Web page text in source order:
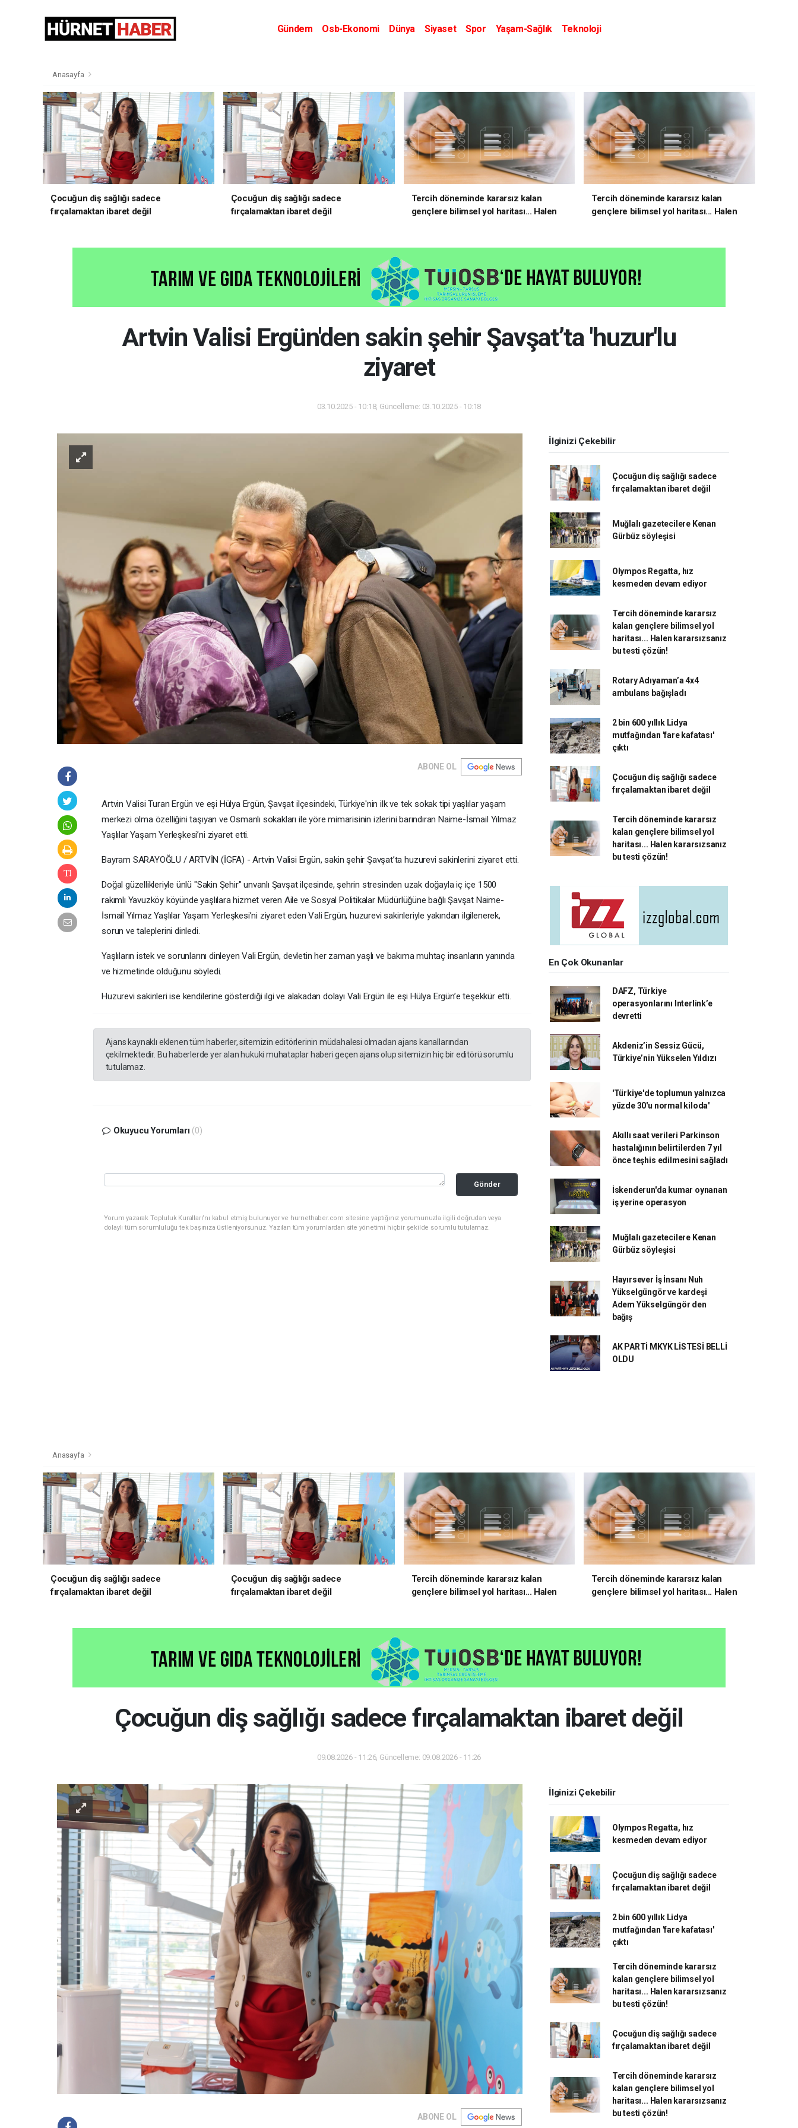
Gündem Osb-Ekonomi Dünya Siyaset Spor Yaşam-Sağlık
Teknoloji
Anasayfa
Çocuğun diş sağlığı sadece
fırçalamaktan ibaret değil
Çocuğun diş sağlığı sadece
fırçalamaktan ibaret değil
Tercih döneminde kararsız kalan
gençlere bilimsel yol haritası... Halen
Tercih döneminde kararsız kalan
gençlere bilimsel yol haritası... Halen
Artvin Valisi Ergün'den sakin şehir Şavşat’ta 'huzur'lu
ziyaret
03.10.2025 - 10:18, Güncelleme: 03.10.2025 - 10:18
ABONE OL
Artvin Valisi Turan Ergün ve eşi Hülya Ergün, Şavşat ilçesindeki, Türkiye'nin ilk ve tek sokak tipi yaşlılar yaşam
merkezi olma özelliğini taşıyan ve Osmanlı sokakları ile yöre mimarisinin izlerini barındıran Naime-İsmail Yılmaz
Yaşlılar Yaşam Yerleşkesi’ni ziyaret etti.
Bayram SARAYOĞLU / ARTVİN (İGFA) - Artvin Valisi Ergün, sakin şehir Şavşat’ta huzurevi sakinlerini ziyaret etti.
Doğal güzellikleriyle ünlü "Sakin Şehir" unvanlı Şavşat ilçesinde, şehrin stresinden uzak doğayla iç içe 1500
rakımlı Yavuzköy köyünde yaşlılara hizmet veren Aile ve Sosyal Politikalar Müdürlüğüne bağlı Şavşat Naime-
İsmail Yılmaz Yaşlılar Yaşam Yerleşkesi’ni ziyaret eden Vali Ergün, huzurevi sakinleriyle yakından ilgilenerek,
sorun ve taleplerini dinledi.
Yaşlıların istek ve sorunlarını dinleyen Vali Ergün, devletin her zaman yaşlı ve bakıma muhtaç insanların yanında
ve hizmetinde olduğunu söyledi.
Huzurevi sakinleri ise kendilerine gösterdiği ilgi ve alakadan dolayı Vali Ergün ile eşi Hülya Ergün’e teşekkür etti.
Ajans kaynaklı eklenen tüm haberler, sitemizin editörlerinin müdahalesi olmadan ajans kanallarından
çekilmektedir. Bu haberlerde yer alan hukuki muhataplar haberi geçen ajans olup sitemizin hiç bir editörü sorumlu
tutulamaz.
Okuyucu Yorumları (0)
Gönder
Yorum yazarak Topluluk Kuralları’nı kabul etmiş bulunuyor ve hurnethaber.com sitesine yaptığınız yorumunuzla ilgili doğrudan veya
dolaylı tüm sorumluluğu tek başınıza üstleniyorsunuz. Yazılan tüm yorumlardan site yönetimi hiçbir şekilde sorumlu tutulamaz.
İlginizi Çekebilir
Çocuğun diş sağlığı sadece
fırçalamaktan ibaret değil
Muğlalı gazetecilere Kenan
Gürbüz söyleşisi
Olympos Regatta, hız
kesmeden devam ediyor
Tercih döneminde kararsız
kalan gençlere bilimsel yol
haritası... Halen kararsızsanız
bu testi çözün!
Rotary Adıyaman’a 4x4
ambulans bağışladı
2 bin 600 yıllık Lidya
mutfağından 'fare kafatası'
çıktı
Çocuğun diş sağlığı sadece
fırçalamaktan ibaret değil
Tercih döneminde kararsız
kalan gençlere bilimsel yol
haritası... Halen kararsızsanız
bu testi çözün!
En Çok Okunanlar
DAFZ, Türkiye
operasyonlarını Interlink’e
devretti
Akdeniz’in Sessiz Gücü,
Türkiye’nin Yükselen Yıldızı
'Türkiye'de toplumun yalnızca
yüzde 30'u normal kiloda'
Akıllı saat verileri Parkinson
hastalığının belirtilerden 7 yıl
önce teşhis edilmesini sağladı
İskenderun'da kumar oynanan
iş yerine operasyon
Muğlalı gazetecilere Kenan
Gürbüz söyleşisi
Hayırsever İş İnsanı Nuh
Yükselgüngör ve kardeşi
Adem Yükselgüngör den
bağış
AK PARTİ MKYK LİSTESİ BELLİ
OLDU
Anasayfa
Çocuğun diş sağlığı sadece
fırçalamaktan ibaret değil
Çocuğun diş sağlığı sadece
fırçalamaktan ibaret değil
Tercih döneminde kararsız kalan
gençlere bilimsel yol haritası... Halen
Tercih döneminde kararsız kalan
gençlere bilimsel yol haritası... Halen
Çocuğun diş sağlığı sadece fırçalamaktan ibaret değil
09.08.2026 - 11:26, Güncelleme: 09.08.2026 - 11:26
ABONE OL
İlginizi Çekebilir
Olympos Regatta, hız
kesmeden devam ediyor
Çocuğun diş sağlığı sadece
fırçalamaktan ibaret değil
2 bin 600 yıllık Lidya
mutfağından 'fare kafatası'
çıktı
Tercih döneminde kararsız
kalan gençlere bilimsel yol
haritası... Halen kararsızsanız
bu testi çözün!
Çocuğun diş sağlığı sadece
fırçalamaktan ibaret değil
Tercih döneminde kararsız
kalan gençlere bilimsel yol
haritası... Halen kararsızsanız
bu testi çözün!